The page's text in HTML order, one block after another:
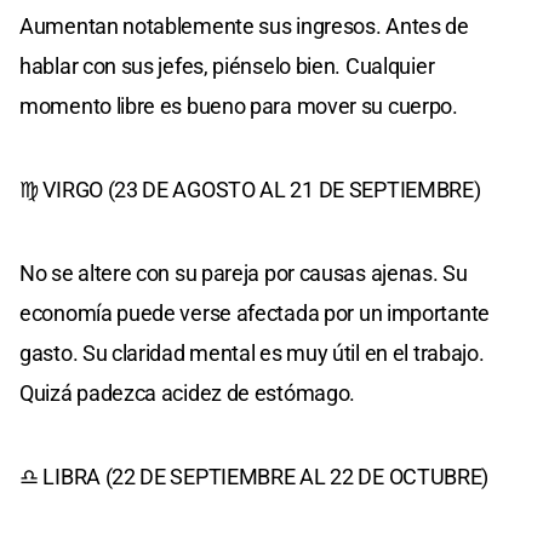
Aumentan notablemente sus ingresos. Antes de
hablar con sus jefes, piénselo bien. Cualquier
momento libre es bueno para mover su cuerpo.
♍ VIRGO (23 DE AGOSTO AL 21 DE SEPTIEMBRE)
No se altere con su pareja por causas ajenas. Su
economía puede verse afectada por un importante
gasto. Su claridad mental es muy útil en el trabajo.
Quizá padezca acidez de estómago.
♎ LIBRA (22 DE SEPTIEMBRE AL 22 DE OCTUBRE)